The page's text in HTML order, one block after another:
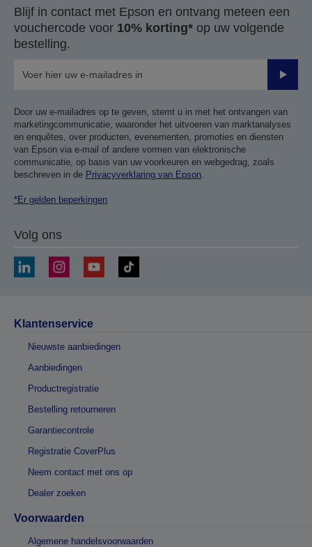
Blijf in contact met Epson en ontvang meteen een
vouchercode voor 10% korting* op uw volgende
bestelling.
Door uw e-mailadres op te geven, stemt u in met het ontvangen van
marketingcommunicatie, waaronder het uitvoeren van marktanalyses
en enquêtes, over producten, evenementen, promoties en diensten
van Epson via e-mail of andere vormen van elektronische
communicatie, op basis van uw voorkeuren en webgedrag, zoals
beschreven in de Privacyverklaring van Epson
*Er gelden beperkingen
Volg ons
Klantenservice
Nieuwste aanbiedingen
Aanbiedingen
Productregistratie
Bestelling retourneren
Garantiecontrole
Registratie CoverPlus
Neem contact met ons op
Dealer zoeken
Voorwaarden
Algemene handelsvoorwaarden